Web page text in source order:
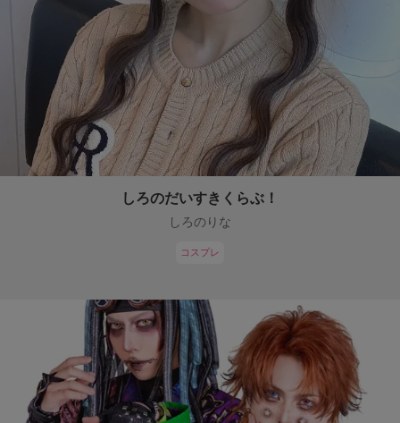
しろのだいすきくらぶ！
しろのりな
コスプレ